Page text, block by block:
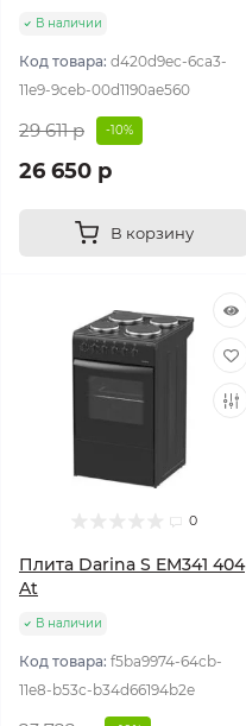
В наличии
Код товара: d420d9ec-6ca3-
11e9-9ceb-00d1190ae560
29 611 р -10%
26 650 р
В корзину
0
Плита Darina S EM341 404
At
В наличии
Код товара: f5ba9974-64cb-
11e8-b53c-b34d66194b2e